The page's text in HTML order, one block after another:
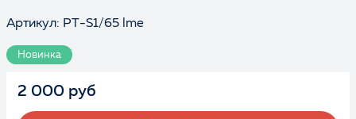
Артикул: PT-S1/65 lme
Новинка
2 000 руб